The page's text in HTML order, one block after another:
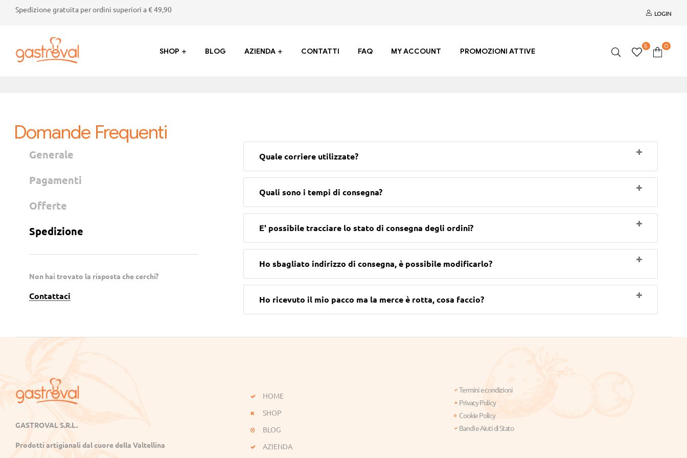
Spedizione gratuita per ordini superiori a € 49,90 LOGIN
Valtellina:
marmellate,
qualità
SHOP BLOG AZIENDA CONTATTI FAQ MY ACCOUNT PROMOZIONI ATTIVE
5 0
Domande Frequenti
Generale
Pagamenti
Offerte
Spedizione
Non hai trovato la risposta che cerchi?
Contattaci
Quale corriere utilizzate?
Quali sono i tempi di consegna?
E' possibile tracciare lo stato di consegna degli ordini?
Ho sbagliato indirizzo di consegna, è possibile modificarlo?
Ho ricevuto il mio pacco ma la merce è rotta, cosa faccio?
Gastroval
Sapori
GASTROVAL S.R.L.
Prodotti artigianali dal cuore della Valtellina
HOME
SHOP
BLOG
AZIENDA
Termini e condizioni
Privacy Policy
Cookie Policy
Bandi e Aiuti di Stato